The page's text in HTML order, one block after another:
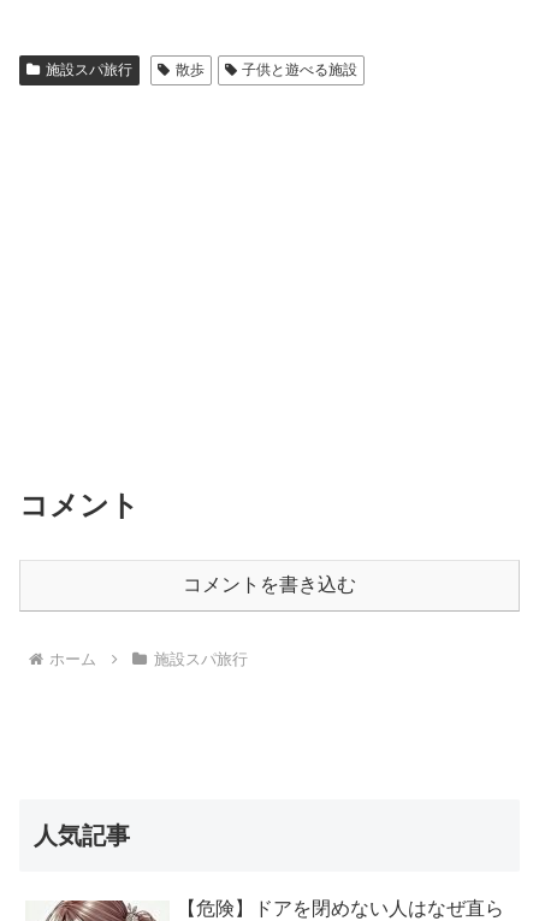
e
c
e
ail
施設スパ旅行 散歩 子供と遊べる施設
コメント
コメントを書き込む
ホーム 施設スパ旅行
人気記事
【危険】ドアを閉めない人はなぜ直ら